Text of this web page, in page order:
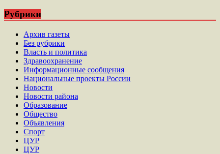
Рубрики
Архив газеты
Без рубрики
Власть и политика
Здравоохранение
Информационные сообщения
Национальные проекты России
Новости
Новости района
Образование
Общество
Объявления
Спорт
ЦУР
ЦУР